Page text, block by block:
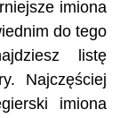
imiona
do tego
listę
Najczęściej
imiona